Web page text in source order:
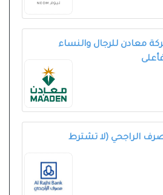
معادن للرجال والنساء
الراجحي (لا تشترط